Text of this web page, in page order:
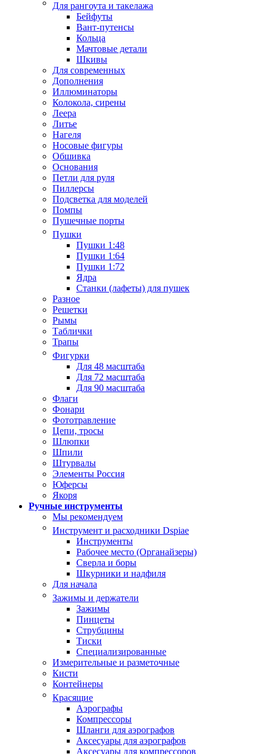
Для рангоута и такелажа
Бейфуты
Вант-путенсы
Кольца
Мачтовые детали
Шкивы
Для современных
Дополнения
Иллюминаторы
Колокола, сирены
Леера
Литье
Нагеля
Носовые фигуры
Обшивка
Основания
Петли для руля
Пиллерсы
Подсветка для моделей
Помпы
Пушечные порты
Пушки
Пушки 1:48
Пушки 1:64
Пушки 1:72
Ядра
Станки (лафеты) для пушек
Разное
Решетки
Рымы
Таблички
Трапы
Фигурки
Для 48 масштаба
Для 72 масштаба
Для 90 масштаба
Флаги
Фонари
Фототравление
Цепи, тросы
Шлюпки
Шпили
Штурвалы
Элементы Россия
Юферсы
Якоря
Ручные инструменты
Мы рекомендуем
Инструмент и расходники Dspiae
Инструменты
Рабочее место (Органайзеры)
Сверла и боры
Шкурники и надфиля
Для начала
Зажимы и держатели
Зажимы
Пинцеты
Струбцины
Тиски
Специализированные
Измерительные и разметочные
Кисти
Контейнеры
Красящие
Аэрографы
Компрессоры
Шланги для аэрографов
Аксесуары для аэрографов
Аксесуары для компрессоров